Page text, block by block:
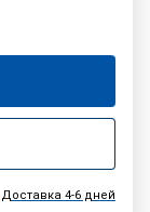
Доставка 4-6 дней